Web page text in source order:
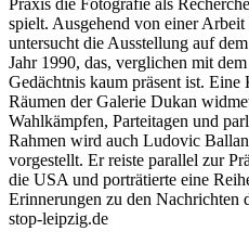
spielt. Ausgehend von einer
untersucht die Ausstellung auf
Jahr 1990, das, verglichen mit
Gedächtnis kaum präsent ist.
Räumen der Galerie Dukan
Wahlkämpfen, Parteitagen und
Rahmen wird auch Ludovic
vorgestellt. Er reiste parallel zur
die USA und porträtierte eine
Erinnerungen zu den Nachrichten
stop-leipzig.de